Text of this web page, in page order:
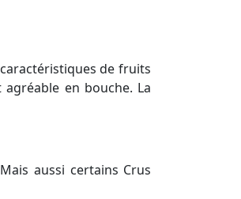
de fruits
en bouche. La
aussi certains Crus